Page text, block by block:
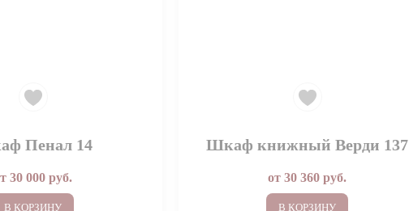
Пенал 14
30 000 руб.
В КОРЗИНУ
Шкаф книжный Верди 137
от30 360 руб.
В КОРЗИНУ